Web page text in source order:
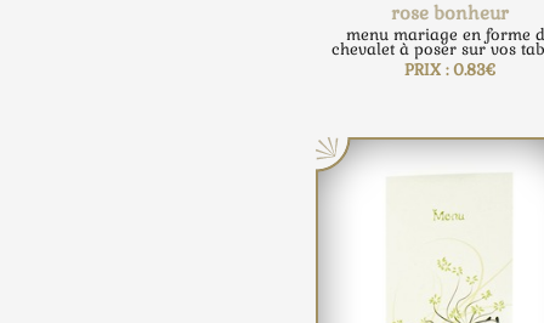
rose bonheur
menu mariage en forme
chevalet à poser sur vos
PRIX : 0.83€